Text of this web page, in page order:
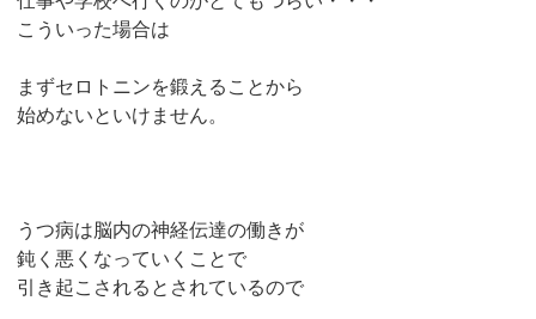
こういった場合は
まずセロトニンを鍛えることから
始めないといけません。
うつ病は脳内の神経伝達の働きが
鈍く悪くなっていくことで
引き起こされるとされているので